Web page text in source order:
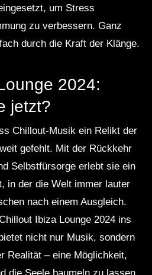
um Stress
zu verbessern. Ganz
durch die Kraft der Klänge.
2024:
jetzt?
Chillout-Musik ein Relikt der
gefehlt. Mit der Rückkehr
Selbstfürsorge erlebt sie ein
in der die Welt immer lauter
nach einem Ausgleich.
Ibiza Lounge 2024 ins
nicht nur Musik, sondern
Realität – eine Möglichkeit,